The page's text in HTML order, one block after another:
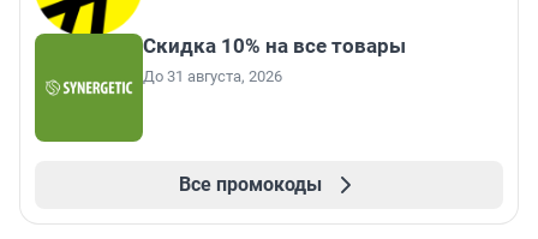
Скидка 10% на все товары
До 31 августа, 2026
Все промокоды